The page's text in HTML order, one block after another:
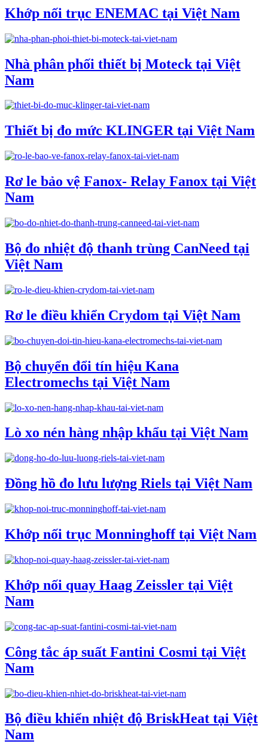
Khớp nối trục ENEMAC tại Việt Nam
Nhà phân phối thiết bị Moteck tại Việt
Nam
Thiết bị đo mức KLINGER tại Việt Nam
Rơ le bảo vệ Fanox- Relay Fanox tại Việt
Nam
Bộ đo nhiệt độ thanh trùng CanNeed tại
Việt Nam
Rơ le điều khiển Crydom tại Việt Nam
Bộ chuyển đổi tín hiệu Kana
Electromechs tại Việt Nam
Lò xo nén hàng nhập khẩu tại Việt Nam
Đồng hồ đo lưu lượng Riels tại Việt Nam
Khớp nối trục Monninghoff tại Việt Nam
Khớp nối quay Haag Zeissler tại Việt
Nam
Công tắc áp suất Fantini Cosmi tại Việt
Nam
Bộ điều khiển nhiệt độ BriskHeat tại Việt
Nam